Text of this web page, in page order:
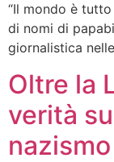
“Il mondo è
di nomi di
giornalistica
Oltre la
verità
nazismo